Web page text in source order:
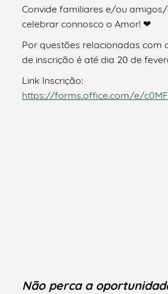
Convide familiares e/ou
celebrar connosco o Amor! ❤
Por questões relacionadas com
de inscrição é até dia 20 de
Link Inscrição:
https://forms.office.com/e/
Não perca a